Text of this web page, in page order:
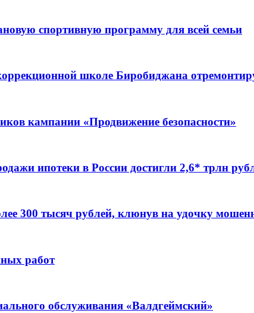
спортивную программу для всей семьи
школе Биробиджана
кампании «Продвижение безопасности»
ипотеки в России достигли 2,6* трлн
300 тысяч рублей, клюнув на удочку
работ
обслуживания «Валдгеймский»